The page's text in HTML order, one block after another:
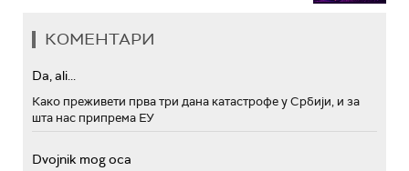
КОМЕНТАРИ
Da, ali...
Како преживети прва три дана катастрофе у Србији, и за
шта нас припрема ЕУ
Dvojnik mog oca